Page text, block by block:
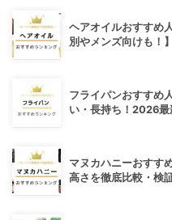
ヘアオイルおすすめ
別やメンズ向けも！】
フライパンおすすめ
い・長持ち！2026最
マヌカハニーおすす
高さを徹底比較・検